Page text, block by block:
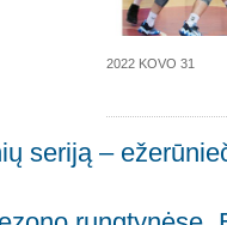
2022 KOVO 31
seriją –